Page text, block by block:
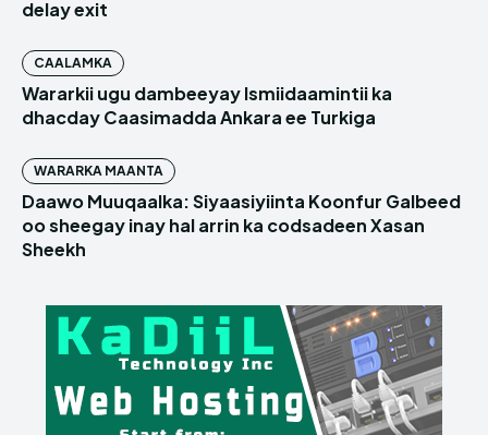
delay exit
CAALAMKA
Wararkii ugu dambeeyay Ismiidaamintii ka
dhacday Caasimadda Ankara ee Turkiga
WARARKA MAANTA
Daawo Muuqaalka: Siyaasiyiinta Koonfur Galbeed
oo sheegay inay hal arrin ka codsadeen Xasan
Sheekh